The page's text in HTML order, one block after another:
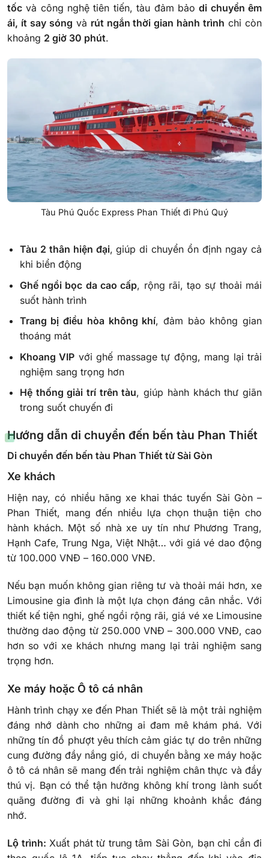
tốc và công nghệ tiên tiến, tàu đảm bảodi chuyển êm
ái, ít say sóng và rút ngắn thời gian hành trình chỉ còn
khoảng 2 giờ 30 phút.
Tàu Phú Quốc Express Phan Thiết đi Phú Quý
Tàu 2 thân hiện đại, giúp di chuyển ổn định ngay cả
khi biển động
Ghế ngồi bọc da cao cấp, rộng rãi, tạo sự thoải mái
suốt hành trình
Trang bị điều hòa không khí, đảm bảo không gian
thoáng mát
Khoang VIP với ghế massage tự động, mang lại trải
nghiệm sang trọng hơn
Hệ thống giải trí trên tàu, giúp hành khách thư giãn
trong suốt chuyến đi
Hướng dẫn di chuyển đến bến tàu Phan Thiết
Di chuyển đến bến tàu Phan Thiết từ Sài Gòn
Xe khách
Hiện nay, có nhiều hãng xe khai thác tuyến Sài Gòn –
Phan Thiết, mang đến nhiều lựa chọn thuận tiện cho
hành khách. Một số nhà xe uy tín như Phương Trang,
Hạnh Cafe, Trung Nga, Việt Nhật… với giá vé dao động
từ 100.000 VNĐ – 160.000 VNĐ.
Nếu bạn muốn không gian riêng tư và thoải mái hơn, xe
Limousine gia đình là một lựa chọn đáng cân nhắc. Với
thiết kế tiện nghi, ghế ngồi rộng rãi, giá vé xe Limousine
thường dao động từ 250.000 VNĐ – 300.000 VNĐ, cao
hơn so với xe khách nhưng mang lại trải nghiệm sang
trọng hơn.
Xe máy hoặc Ô tô cá nhân
Hành trình chạy xe đến Phan Thiết sẽ là một trải nghiệm
đáng nhớ dành cho những ai đam mê khám phá. Với
những tín đồ phượt yêu thích cảm giác tự do trên những
cung đường đầy nắng gió, di chuyển bằng xe máy hoặc
ô tô cá nhân sẽ mang đến trải nghiệm chân thực và đầy
thú vị. Bạn có thể tận hưởng không khí trong lành suốt
quãng đường đi và ghi lại những khoảnh khắc đáng
nhớ.
Lộ trình: Xuất phát từ trung tâm Sài Gòn, bạn chỉ cần đi